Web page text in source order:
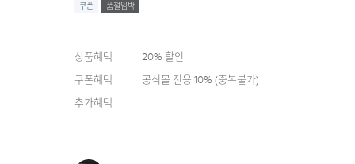
쿠폰 품절임박
상품혜택 20% 할인
쿠폰혜택
공식몰 전용 10% (중복불가)
추가혜택